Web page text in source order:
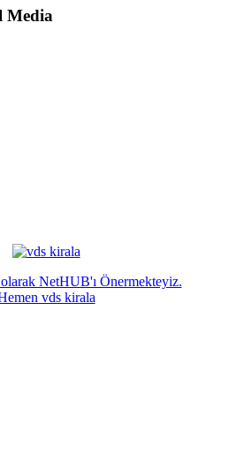
Media
NetHUB'ı Önermekteyiz.
vds kirala